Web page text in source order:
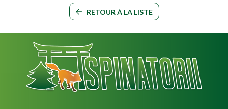
RETOUR À LA LISTE